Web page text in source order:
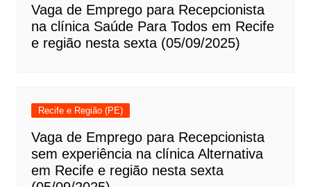
Vaga de Emprego para Recepcionista
na clínica Saúde Para Todos em Recife
e região nesta sexta (05/09/2025)
Recife e Região (PE)
Vaga de Emprego para Recepcionista
sem experiência na clínica Alternativa
em Recife e região nesta sexta